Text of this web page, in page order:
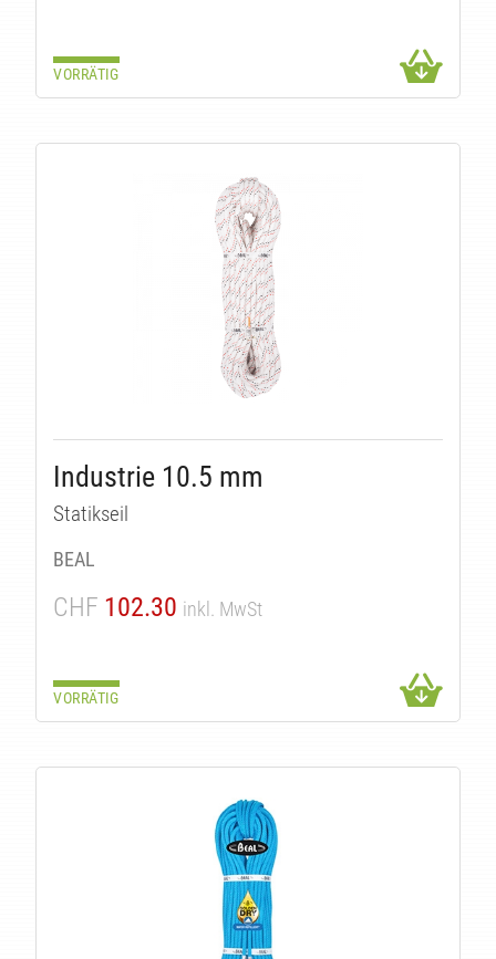
VORRÄTIG
Industrie 10.5 mm
Statikseil
BEAL
CHF 102.30 inkl. MwSt
VORRÄTIG